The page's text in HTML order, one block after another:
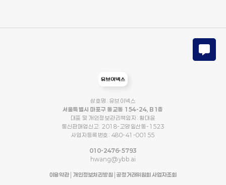
상호명: 유브이넥스
서울특별시 마포구 동교동 154-24, B1층
대표 및 개인정보관리책임자: 황대윤
통신판매업신고: 2018-고양일산동-1523
사업자등록번호: 480-41-00155
010-2476-5793
hwang@ybb.ai
이용약관|개인정보처리방침 공정거래위원회 사업자조회